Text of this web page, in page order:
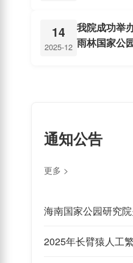
14
2025-12
我院成功举
雨林国家公
通知公告
更多 >